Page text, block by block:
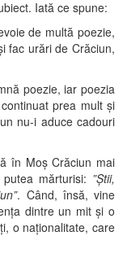
Iată ce spune:
de multă poezie,
fac urări de Crăciun,
poezie, iar poezia
prea mult și
nu-i aduce cadouri
în Moș Crăciun mai
mărturisi: ”Știi,
. Când, însă, vine
dintre un mit și o
o naționalitate, care